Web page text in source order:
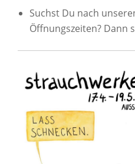
Suchst Du nach
Öffnungszeiten? Dann